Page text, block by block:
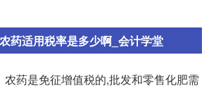
药适用税率是多少啊_会计学堂
药是免征增值税的,批发和零售化肥需